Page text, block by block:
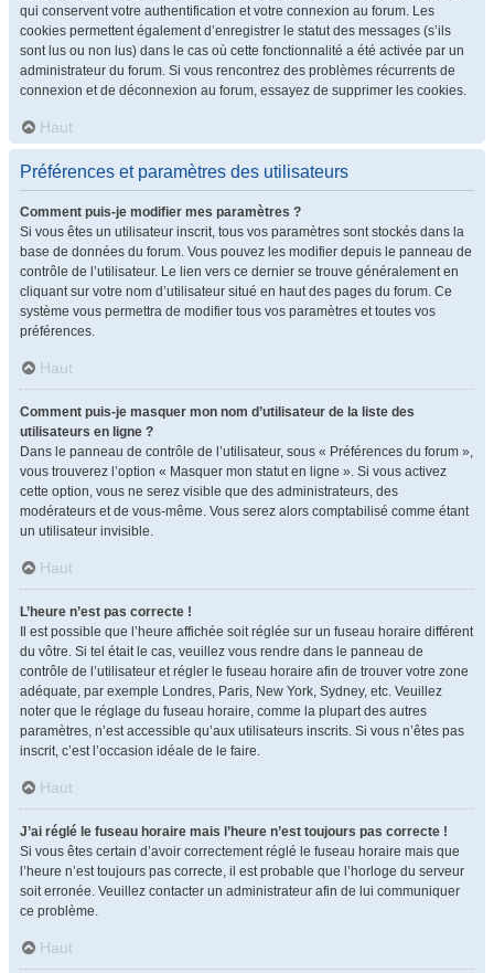
qui conservent votre authentification et votre connexion au forum. Les
cookies permettent également d’enregistrer le statut des messages (s’ils
sont lus ou non lus) dans le cas où cette fonctionnalité a été activée par un
administrateur du forum. Si vous rencontrez des problèmes récurrents de
connexion et de déconnexion au forum, essayez de supprimer les cookies.
Haut
Préférences et paramètres des utilisateurs
Comment puis-je modifier mes paramètres ?
Si vous êtes un utilisateur inscrit, tous vos paramètres sont stockés dans la
base de données du forum. Vous pouvez les modifier depuis le panneau de
contrôle de l’utilisateur. Le lien vers ce dernier se trouve généralement en
cliquant sur votre nom d’utilisateur situé en haut des pages du forum. Ce
système vous permettra de modifier tous vos paramètres et toutes vos
préférences.
Haut
Comment puis-je masquer mon nom d’utilisateur de la liste des
utilisateurs en ligne ?
Dans le panneau de contrôle de l’utilisateur, sous « Préférences du forum »,
vous trouverez l’option « Masquer mon statut en ligne ». Si vous activez
cette option, vous ne serez visible que des administrateurs, des
modérateurs et de vous-même. Vous serez alors comptabilisé comme étant
un utilisateur invisible.
Haut
L’heure n’est pas correcte !
Il est possible que l’heure affichée soit réglée sur un fuseau horaire différent
du vôtre. Si tel était le cas, veuillez vous rendre dans le panneau de
contrôle de l’utilisateur et régler le fuseau horaire afin de trouver votre zone
adéquate, par exemple Londres, Paris, New York, Sydney, etc. Veuillez
noter que le réglage du fuseau horaire, comme la plupart des autres
paramètres, n’est accessible qu’aux utilisateurs inscrits. Si vous n’êtes pas
inscrit, c’est l’occasion idéale de le faire.
Haut
J’ai réglé le fuseau horaire mais l’heure n’est toujours pas correcte !
Si vous êtes certain d’avoir correctement réglé le fuseau horaire mais que
l’heure n’est toujours pas correcte, il est probable que l’horloge du serveur
soit erronée. Veuillez contacter un administrateur afin de lui communiquer
ce problème.
Haut